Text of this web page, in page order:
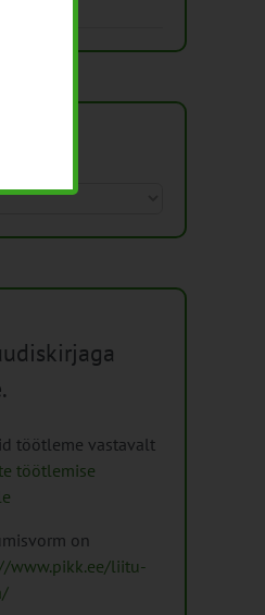
töötleme vastavalt
töötlemise
on
www.pikk.ee/liitu-